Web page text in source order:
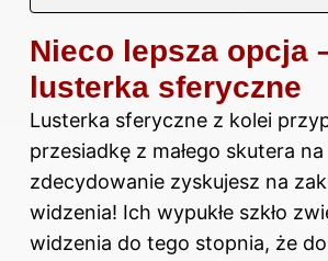
Nieco lepsza opcja
lusterka sferyczne
Lusterka sferyczne z kolei
przesiadkę z małego skutera
zdecydowanie zyskujesz na
widzenia! Ich wypukłe szkło
widzenia do tego stopnia, że